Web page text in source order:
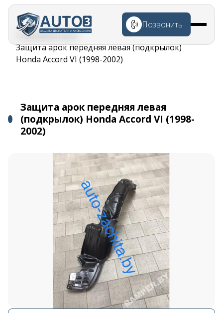
Перейти к
основному
содержанию
Позвонить
Строка
навигации
ГлавнаяКаталог
Защита арок передняя левая (подкрылок)
Honda Accord VI (1998-2002)
Защита арок передняя левая
(подкрылок) Honda Accord VI (1998-
2002)